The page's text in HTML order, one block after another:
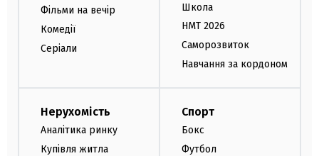
Фільми на вечір
Комедії
Серіали
Школа
НМТ 2026
Саморозвиток
Навчання за кордоном
Нерухомість
Аналітика ринку
Купівля житла
Спорт
Бокс
Футбол